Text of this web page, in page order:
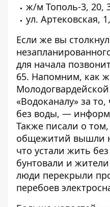
ж/м Тополь-3, 20,
ул. Артековская,
Если же вы
для начала
65. Напомним, как
«Водоканалу» за
без воды, —
Также писали о том,
общежитий вышли
что устали жить без
бунтовали и жители
люди перекрыли
перебоев